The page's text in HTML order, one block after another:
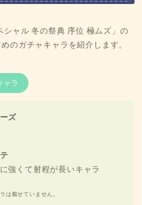
シャル 冬の祭典 序位 極ムズ」の
のガチャキャラを紹介します。
ャラ
ズ
くて射程が長いキャラ
は載せていません。